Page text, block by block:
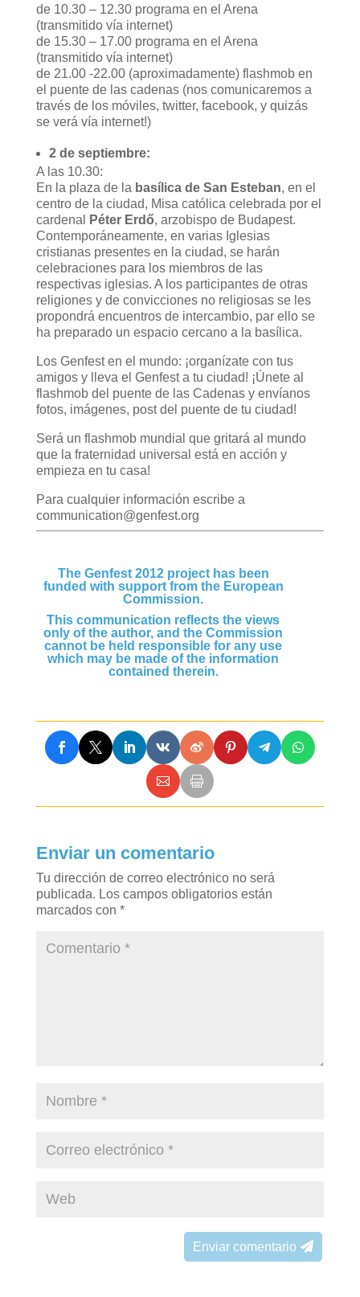
de 10.30 – 12.30 programa en el Arena
(transmitido vía internet)
de 15.30 – 17.00 programa en el Arena
(transmitido vía internet)
de 21.00 -22.00 (aproximadamente) flashmob en
el puente de las cadenas (nos comunicaremos a
través de los móviles, twitter, facebook, y quizás
se verá vía internet!)
2 de septiembre:
A las 10.30:
En la plaza de la basílica de San Esteban, en el
centro de la ciudad, Misa católica celebrada por el
cardenal
Péter Erdő, arzobispo de Budapest.
Contemporáneamente, en varias Iglesias
cristianas presentes en la ciudad, se harán
celebraciones para los miembros de las
respectivas iglesias. A los participantes de otras
religiones y de convicciones no religiosas se les
propondrá encuentros de intercambio, par ello se
ha preparado un espacio cercano a la basílica.
Los Genfest en el mundo: ¡organízate con tus
amigos y lleva el Genfest a tu ciudad! ¡Únete al
flashmob del puente de las Cadenas y envíanos
fotos, imágenes, post del puente de tu ciudad!
Será un flashmob mundial que gritará al mundo
que la fraternidad universal está en acción y
empieza en tu casa!
Para cualquier información escribe a
communication@genfest.org
The Genfest 2012 project has been
funded with support from the European
Commission.
This communication reflects the views
only of the author, and the Commission
cannot be held responsible for any use
which may be made of the information
contained therein.
Enviar un comentario
Tu dirección de correo electrónico no será
publicada. Los campos obligatorios están
marcados con *
Enviar comentario